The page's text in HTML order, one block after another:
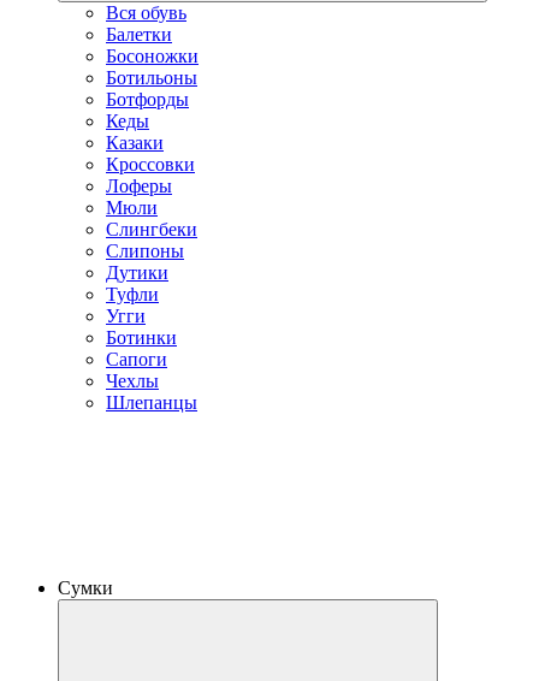
Вся обувь
Балетки
Босоножки
Ботильоны
Ботфорды
Кеды
Казаки
Кроссовки
Лоферы
Мюли
Слингбеки
Слипоны
Дутики
Туфли
Угги
Ботинки
Сапоги
Чехлы
Шлепанцы
Сумки